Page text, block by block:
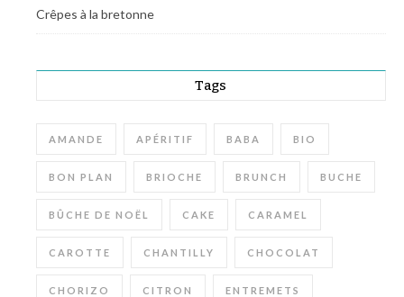
Crêpes à la bretonne
Tags
AMANDE APÉRITIF BABA BIO
BON PLAN BRIOCHE BRUNCH BUCHE
BÛCHE DE NOËL CAKE CARAMEL
CAROTTE CHANTILLY CHOCOLAT
CHORIZO CITRON ENTREMETS